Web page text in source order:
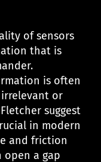
of sensors
that is
is often
or
suggest
in modern
and friction
open a gap